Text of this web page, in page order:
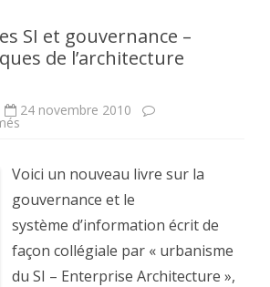
SI et gouvernance –
de l’architecture
24 novembre 2010
et
gouvernance
–
Bonnes
pratiques
de
l’architecture
d’entreprise
Voici un nouveau livre sur la
gouvernance et le
système d’information écrit de
façon collégiale par « urbanisme
du SI – Enterprise Architecture »,